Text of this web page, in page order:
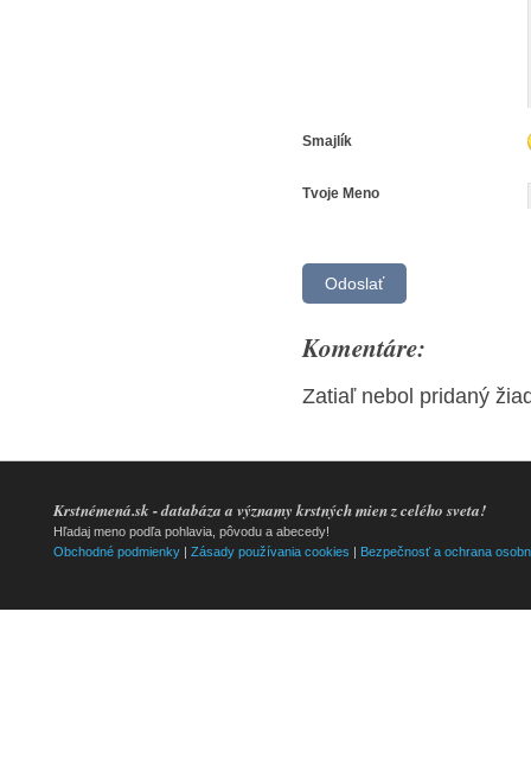
Smajlík
Tvoje Meno
Komentáre:
Zatiaľ nebol pridaný
Krstnémená.sk - databáza a významy krstných mien z celého sveta!
Hľadaj meno podľa pohlavia, pôvodu a abecedy!
Obchodné podmienky
Zásady používania cookies Bezpečnosť a ochrana